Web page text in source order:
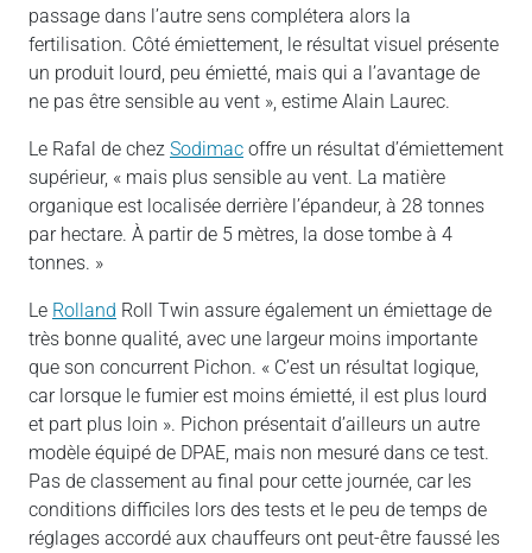
passage dans l’autre sens complétera alors la
fertilisation. Côté émiettement, le résultat visuel présente
un produit lourd, peu émietté, mais qui a l’avantage de
ne pas être sensible au vent », estime Alain Laurec.
Le Rafal de chez Sodimac offre un résultat d’émiettement
supérieur, « mais plus sensible au vent. La matière
organique est localisée derrière l’épandeur, à 28 tonnes
par hectare. À partir de 5 mètres, la dose tombe à 4
tonnes. »
Le Rolland Roll Twin assure également un émiettage de
très bonne qualité, avec une largeur moins importante
que son concurrent Pichon. « C’est un résultat logique,
car lorsque le fumier est moins émietté, il est plus lourd
et part plus loin ». Pichon présentait d’ailleurs un autre
modèle équipé de DPAE, mais non mesuré dans ce test.
Pas de classement au final pour cette journée, car les
conditions difficiles lors des tests et le peu de temps de
réglages accordé aux chauffeurs ont peut-être faussé les